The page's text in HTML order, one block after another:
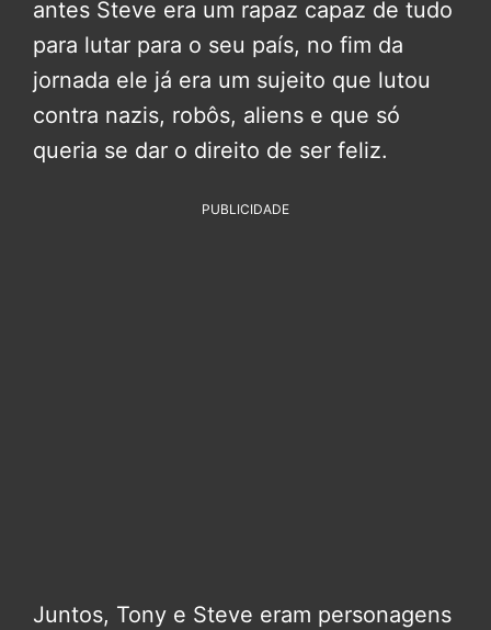
antes Steve era um rapaz capaz de tudo
para lutar para o seu país, no fim da
jornada ele já era um sujeito que lutou
contra nazis, robôs, aliens e que só
queria se dar o direito de ser feliz.
PUBLICIDADE
Juntos, Tony e Steve eram personagens